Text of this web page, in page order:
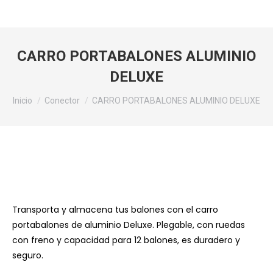
CARRO PORTABALONES ALUMINIO
DELUXE
Estás aquí:
Inicio Conector CARRO PORTABALONES ALUMINIO DELUXE
Transporta y almacena tus balones con el carro
portabalones de aluminio Deluxe. Plegable, con ruedas
con freno y capacidad para 12 balones, es duradero y
seguro.